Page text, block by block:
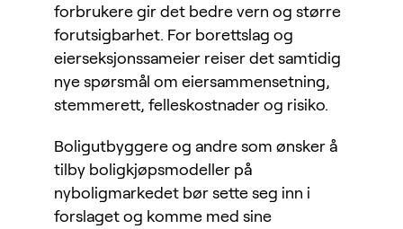
forbrukere gir det bedre vern og større
forutsigbarhet. For borettslag og
eierseksjonssameier reiser det samtidig
nye spørsmål om eiersammensetning,
stemmerett, felleskostnader og risiko.
Boligutbyggere og andre som ønsker å
tilby boligkjøpsmodeller på
nyboligmarkedet bør sette seg inn i
forslaget og komme med sine